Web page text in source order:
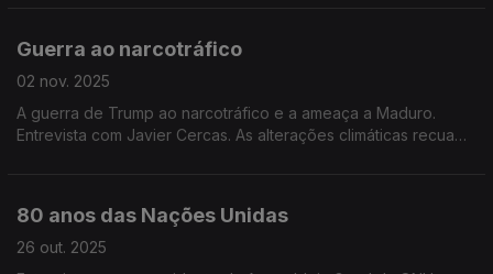
Guerra ao narcotráfico
02 nov. 2025
A guerra de Trump ao narcotráfico e a ameaça a Maduro.
Entrevista com Javier Cercas. As alterações climáticas recuam
80 anos das Nações Unidas
26 out. 2025